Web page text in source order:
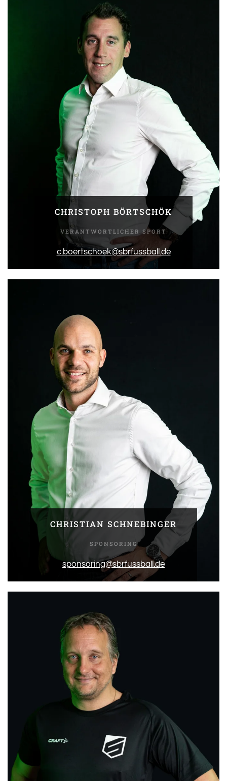
CHRISTOPH BÖRTSCHÖK
VERANTWORTLICHER SPORT
c.boertschoek@sbrfussball.de
CHRISTIAN SCHNEBINGER
SPONSORING
sponsoring@sbrfussball.de